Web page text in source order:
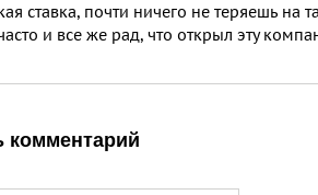
ставка, почти ничего не теряешь
и все же рад, что открыл эту
комментарий